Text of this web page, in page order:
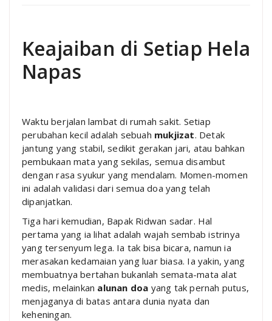
Keajaiban di Setiap Hela
Napas
Waktu berjalan lambat di rumah sakit. Setiap
perubahan kecil adalah sebuah mukjizat. Detak
jantung yang stabil, sedikit gerakan jari, atau bahkan
pembukaan mata yang sekilas, semua disambut
dengan rasa syukur yang mendalam. Momen-momen
ini adalah validasi dari semua doa yang telah
dipanjatkan.
Tiga hari kemudian, Bapak Ridwan sadar. Hal
pertama yang ia lihat adalah wajah sembab istrinya
yang tersenyum lega. Ia tak bisa bicara, namun ia
merasakan kedamaian yang luar biasa. Ia yakin, yang
membuatnya bertahan bukanlah semata-mata alat
medis, melainkan alunan doa yang tak pernah putus,
menjaganya di batas antara dunia nyata dan
keheningan.